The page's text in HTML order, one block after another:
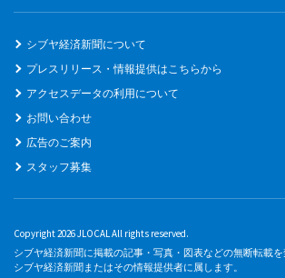
シブヤ経済新聞について
プレスリリース・情報提供はこちらから
アクセスデータの利用について
お問い合わせ
広告のご案内
スタッフ募集
Copyright 2026 JLOCAL All rights reserved.
シブヤ経済新聞に掲載の記事・写真・図表などの無断転載
シブヤ経済新聞またはその情報提供者に属します。